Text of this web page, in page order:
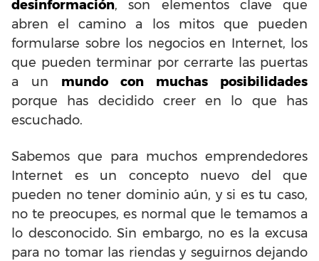
desinformación, son elementos clave que
abren el camino a los mitos que pueden
formularse sobre los negocios en Internet, los
que pueden terminar por cerrarte las puertas
a un mundo con muchas posibilidades
porque has decidido creer en lo que has
escuchado.
Sabemos que para muchos emprendedores
Internet es un concepto nuevo del que
pueden no tener dominio aún, y si es tu caso,
no te preocupes, es normal que le temamos a
lo desconocido. Sin embargo, no es la excusa
para no tomar las riendas y seguirnos dejando